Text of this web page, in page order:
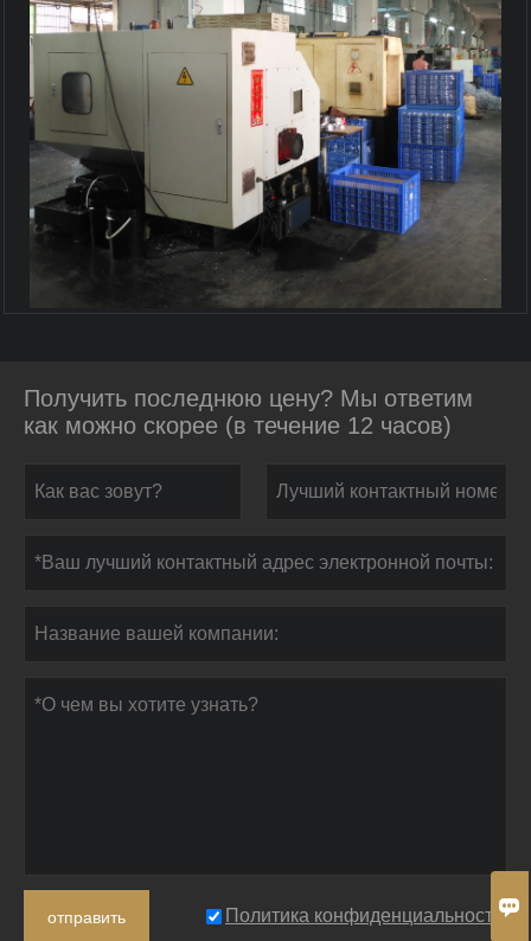
Получить последнюю цену? Мы ответим
как можно скорее (в течение 12 часов)
отправить Политика конфиденциальности